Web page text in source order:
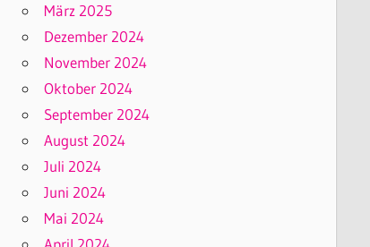
März 2025
Dezember 2024
November 2024
Oktober 2024
September 2024
August 2024
Juli 2024
Juni 2024
Mai 2024